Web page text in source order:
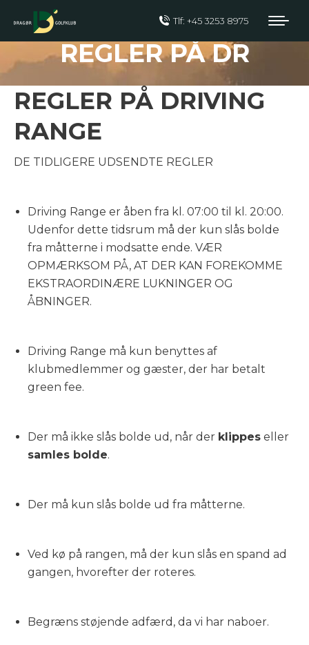
Tlf: +45 3253 8975
REGLER PÅ DR
REGLER PÅ DRIVING
RANGE
DE TIDLIGERE UDSENDTE REGLER
Driving Range er åben fra kl. 07:00 til kl. 20:00.
Udenfor dette tidsrum må der kun slås bolde
fra måtterne i modsatte ende. VÆR
OPMÆRKSOM PÅ, AT DER KAN FOREKOMME
EKSTRAORDINÆRE LUKNINGER OG
ÅBNINGER.
Driving Range må kun benyttes af
klubmedlemmer og gæster, der har betalt
green fee.
Der må ikke slås bolde ud, når der klippes eller
samles bolde.
Der må kun slås bolde ud fra måtterne.
Ved kø på rangen, må der kun slås en spand ad
gangen, hvorefter der roteres.
Begræns støjende adfærd, da vi har naboer.